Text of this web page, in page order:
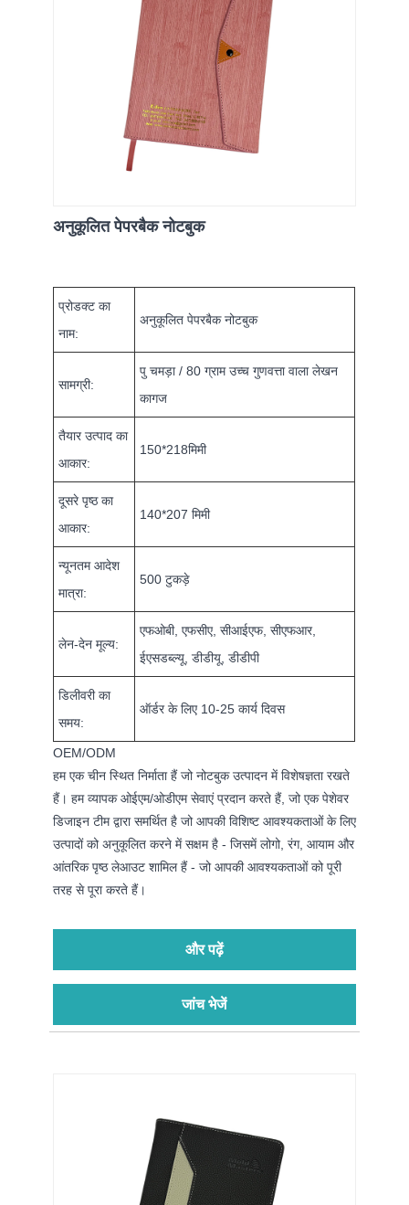
अनुकूलित पेपरबैक नोटबुक
प्रोडक्ट का
नाम:
​अनुकूलित पेपरबैक नोटबुक
सामग्री:
पु चमड़ा / 80 ग्राम उच्च गुणवत्ता वाला लेखन
कागज
तैयार उत्पाद का
आकार:
150*218मिमी
दूसरे पृष्ठ का
आकार:
140*207 मिमी
न्यूनतम आदेश
मात्रा:
500 टुकड़े
लेन-देन मूल्य:
एफओबी, एफसीए, सीआईएफ, सीएफआर,
ईएसडब्ल्यू, डीडीयू, डीडीपी
डिलीवरी का
समय:
ऑर्डर के लिए 10-25 कार्य दिवस
OEM/ODM
हम एक चीन स्थित निर्माता हैं जो नोटबुक उत्पादन में विशेषज्ञता रखते
हैं। हम व्यापक ओईएम/ओडीएम सेवाएं प्रदान करते हैं, जो एक पेशेवर
डिजाइन टीम द्वारा समर्थित है जो आपकी विशिष्ट आवश्यकताओं के लिए
उत्पादों को अनुकूलित करने में सक्षम है - जिसमें लोगो, रंग, आयाम और
आंतरिक पृष्ठ लेआउट शामिल हैं - जो आपकी आवश्यकताओं को पूरी
तरह से पूरा करते हैं।
और पढ़ें
जांच भेजें